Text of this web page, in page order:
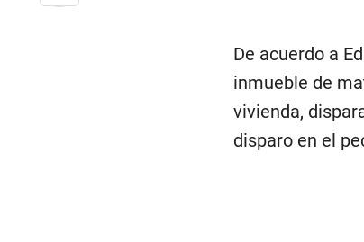
De acuerdo a
inmueble de
vivienda,
disparo en el